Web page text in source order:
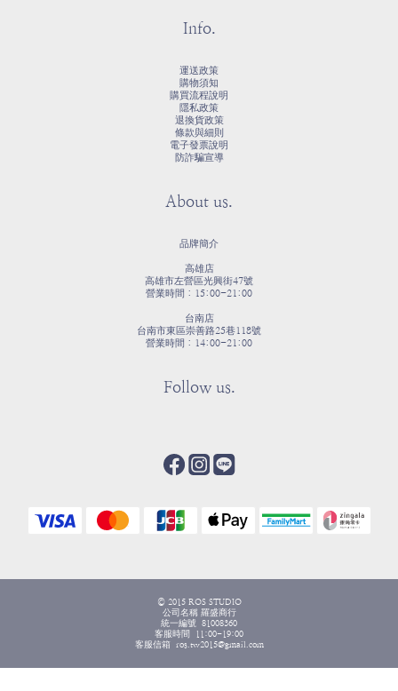
Info.
運送政策
購物須知
購買流程說明
隱私政策
退換貨政策
條款與細則
電子發票說明
防詐騙宣導
About us.
品牌簡介
高雄店
高雄市左營區光興街47號
營業時間：15:00-21:00
台南店
台南市東區崇善路25巷118號
營業時間：14:00-21:00
Follow us.
© 2015 ROS STUDIO
公司名稱 羅盛商行
統一編號 81008360
客服時間 11:00-19:00
客服信箱 ros.tw2015@gmail.com